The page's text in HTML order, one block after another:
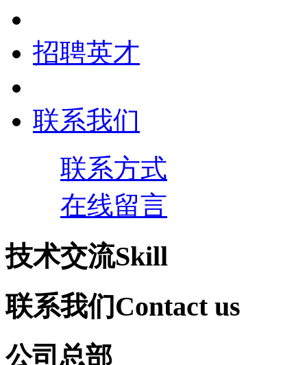
招聘英才
联系我们
联系方式
在线留言
技术交流Skill
联系我们 Contact us
公司总部